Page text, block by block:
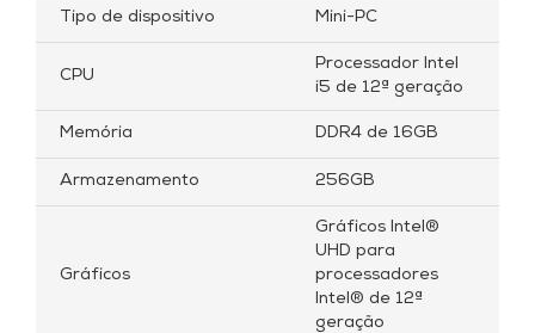
Tipo de dispositivo Mini-PC
CPU
Processador Intel
i5 de 12ª geração
Memória DDR4 de 16GB
Armazenamento 256GB
Gráficos
Gráficos Intel®
UHD para
processadores
Intel® de 12ª
geração